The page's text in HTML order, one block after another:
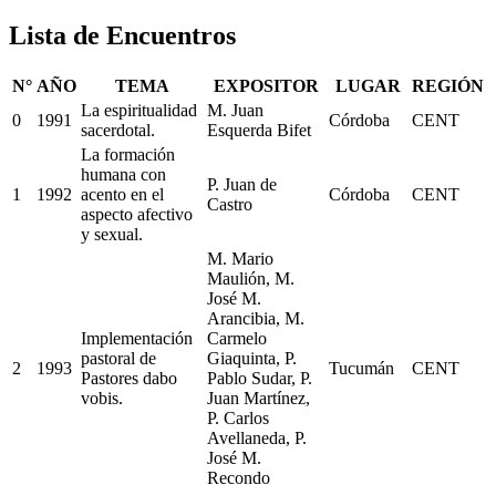
Lista de Encuentros
N° AÑO TEMA EXPOSITOR LUGAR
REGIÓN
0
1991
La espiritualidad
sacerdotal.
M. Juan
Esquerda Bifet
Córdoba CENT
1 1992
La formación
humana con
acento en el
aspecto afectivo
y sexual.
P. Juan de
Castro
Córdoba CENT
2 1993
Implementación
pastoral de
Pastores dabo
vobis.
M. Mario
Maulión, M.
José M.
Arancibia, M.
Carmelo
Giaquinta, P.
Pablo Sudar, P.
Juan Martínez,
P. Carlos
Avellaneda, P.
José M.
Recondo
Tucumán CENT